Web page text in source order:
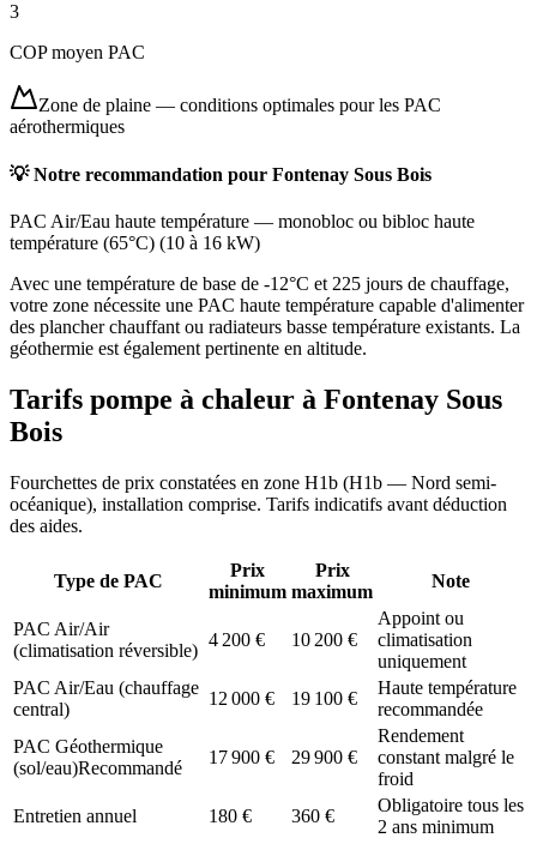
3
COP moyen PAC
Zone de plaine — conditions optimales pour les PAC
aérothermiques
💡 Notre recommandation pour Fontenay Sous Bois
PAC Air/Eau haute température — monobloc ou bibloc haute
température (65°C) (10 à 16 kW)
Avec une température de base de -12°C et 225 jours de chauffage,
votre zone nécessite une PAC haute température capable d'alimenter
des plancher chauffant ou radiateurs basse température existants. La
géothermie est également pertinente en altitude.
Tarifs pompe à chaleur à Fontenay Sous
Bois
Fourchettes de prix constatées en zone H1b (H1b — Nord semi-
océanique), installation comprise. Tarifs indicatifs avant déduction
des aides.
Type de PAC
Prix
minimum
Prix
maximum
Note
PAC Air/Air
(climatisation réversible)
4 200 € 10 200 €
Appoint ou
climatisation
uniquement
PAC Air/Eau (chauffage
central)
12 000 € 19 100 €
Haute température
recommandée
PAC Géothermique
(sol/eau)Recommandé
17 900 € 29 900 €
Rendement
constant malgré le
froid
Entretien annuel
180 € 360 €
Obligatoire tous les
2 ans minimum